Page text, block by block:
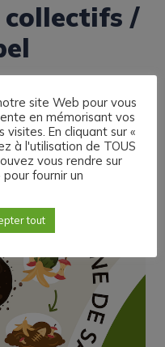
collectifs /
site Web pour vous
en mémorisant vos
En cliquant sur «
à l'utilisation de TOUS
vous rendre sur
fournir un
tout